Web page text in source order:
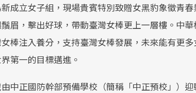
成立女子組，現場貴賓特別致贈女黑豹象徵青
眉，擊出好球，帶動臺灣女棒更上一層樓。中
棒注入養分，支持臺灣女棒發展，未來能有更
第一的目標邁進。
中正國防幹部預備學校（簡稱「中正預校」）